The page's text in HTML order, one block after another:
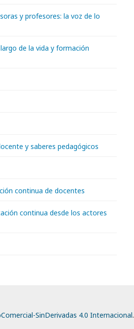
y profesores: la voz de lo
de la vida y formación
y saberes pedagógicos
continua de docentes
continua desde los actores
SinDerivadas 4.0 Internacional.